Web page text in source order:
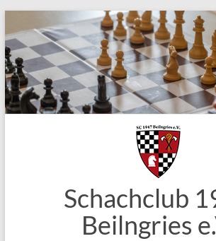
Inhalt
springen
Schachclub
Beilngries